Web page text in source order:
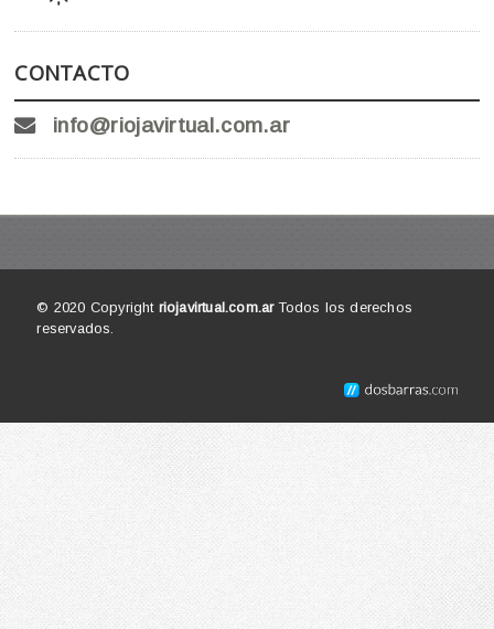
CONTACTO
info@riojavirtual.com.ar
© 2020 Copyright riojavirtual.com.arTodos los derechos
reservados.